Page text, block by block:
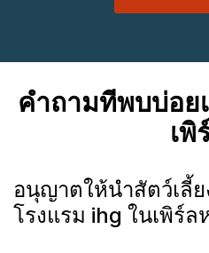
คำถามที่พบบ่อย
เพิ
อนุญาตให้นำสัตว์เลี้ย
โรงแรม ihg ในเพิร์ล